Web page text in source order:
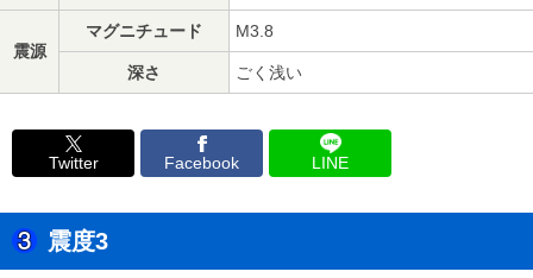
震源
マグニチュード M3.8
深さ ごく浅い
Twitter Facebook LINE
震度3